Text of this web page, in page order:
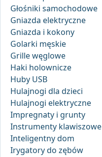
Głośniki samochodowe
Gniazda elektryczne
Gniazda i kokony
Golarki męskie
Grille węglowe
Haki holownicze
Huby USB
Hulajnogi dla dzieci
Hulajnogi elektryczne
Impregnaty i grunty
Instrumenty klawiszowe
Inteligentny dom
Irygatory do zębów